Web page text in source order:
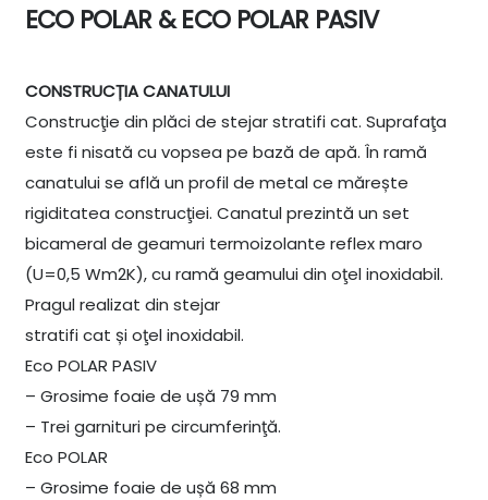
ECO POLAR & ECO POLAR PASIV
CONSTRUCȚIA CANATULUI
Construcţie din plăci de stejar stratifi cat. Suprafaţa
este fi nisată cu vopsea pe bază de apă. În ramă
canatului se află un profil de metal ce mărește
rigiditatea construcţiei. Canatul prezintă un set
bicameral de geamuri termoizolante reflex maro
(U=0,5 Wm2K), cu ramă geamului din oţel inoxidabil.
Pragul realizat din stejar
stratifi cat și oţel inoxidabil.
Eco POLAR PASIV
– Grosime foaie de ușă 79 mm
– Trei garnituri pe circumferinţă.
Eco POLAR
– Grosime foaie de ușă 68 mm